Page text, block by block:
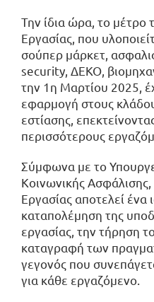
Την ίδια ώρα, το μέτρο
Εργασίας, που
σούπερ μάρκετ,
security, ΔΕΚΟ,
την 1η Μαρτίου 2025,
εφαρμογή στους
εστίασης,
περισσότερους
Σύμφωνα με το
Κοινωνικής
Εργασίας αποτελεί ένα
καταπολέμηση της
εργασίας, την τήρηση
καταγραφή των
γεγονός που
για κάθε εργαζόμενο.